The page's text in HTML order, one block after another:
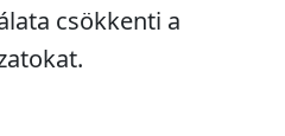
csökkenti a